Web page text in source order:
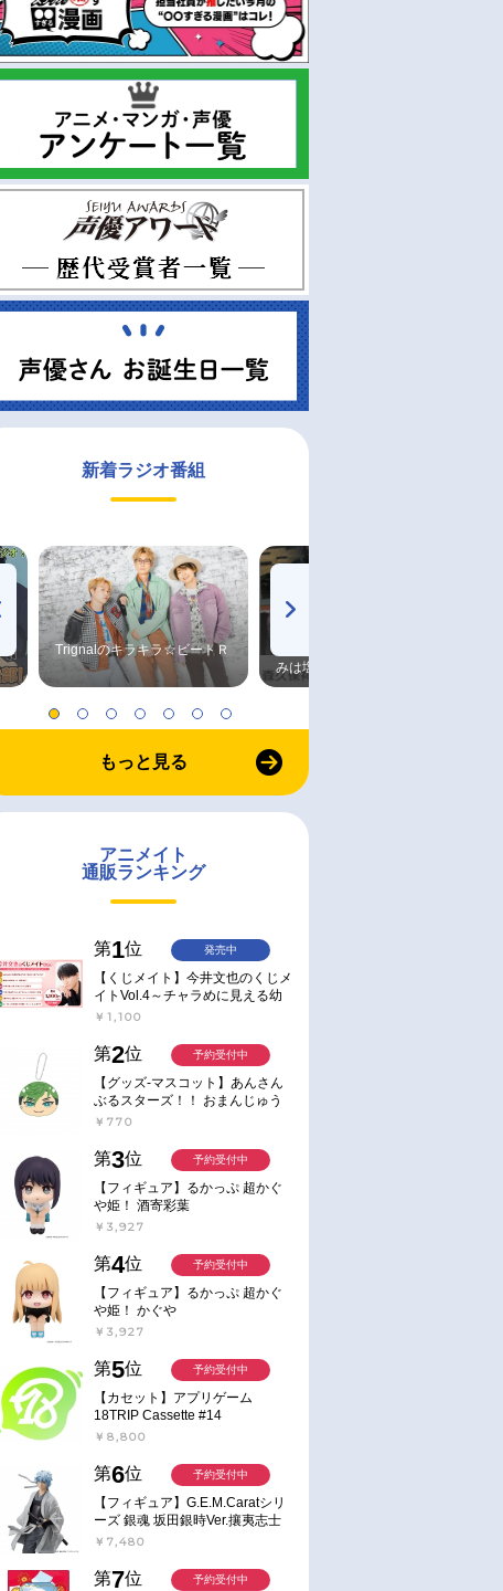
新着ラジオ番組
Trignalのキラキラ☆ビートＲ
みは塩だけ
もっと見る
アニメイト
通販ランキング
第1位
【くじメイト】今井文也のくじメ
イトVol.4～チャラめに見える幼
馴染、実は一途で独占欲が強いん
￥1,100
発売中
第2位
【グッズ-マスコット】あんさん
ぶるスターズ！！ おまんじゅう
にぎにぎマスコット ねくすと2
￥770
予約受付中
第3位
【フィギュア】るかっぷ 超かぐ
や姫！ 酒寄彩葉
￥3,927
予約受付中
第4位
【フィギュア】るかっぷ 超かぐ
や姫！ かぐや
￥3,927
予約受付中
第5位
【カセット】アプリゲーム
18TRIP Cassette #14
￥8,800
予約受付中
第6位
【フィギュア】G.E.M.Caratシリ
ーズ 銀魂 坂田銀時Ver.攘夷志士
完成品フィギュア
￥7,480
予約受付中
第7位 予約受付中